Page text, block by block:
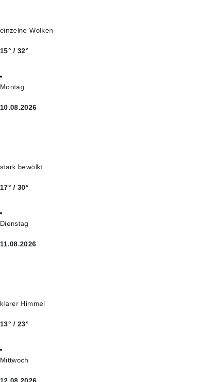
einzelne Wolken
15° / 32°
Montag
10.08.2026
stark bewölkt
17° / 30°
Dienstag
11.08.2026
klarer Himmel
13° / 23°
Mittwoch
12.08.2026